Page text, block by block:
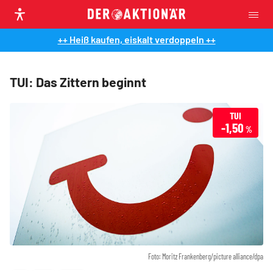
++ Heiß kaufen, eiskalt verdoppeln ++
TUI: Das Zittern beginnt
Foto: Moritz Frankenberg/picture alliance/dpa
TUI
-1,50 %